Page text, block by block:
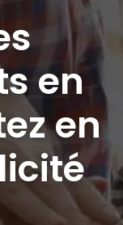
en
en